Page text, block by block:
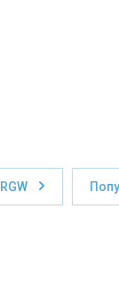
RGW